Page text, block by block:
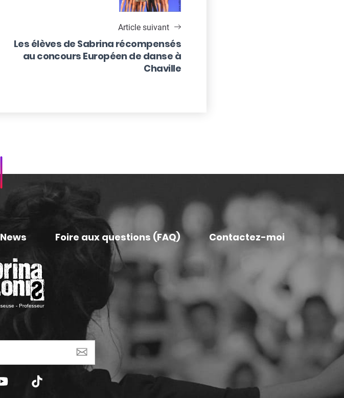
Article suivant
Les élèves de Sabrina récompensés
au concours Européen de danse à
Chaville
News Foire aux questions (FAQ) Contactez-moi